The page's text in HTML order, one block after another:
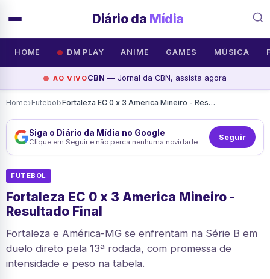
Diário da Mídia
HOME DM PLAY ANIME GAMES MÚSICA
AO VIVOCBN — Jornal da CBN, assista agora
Home›Futebol› Fortaleza EC 0 x 3 America Mineiro - Resultado Final
Siga o Diário da Mídia no Google
Clique em Seguir e não perca nenhuma novidade. Seguir
FUTEBOL
Fortaleza EC 0 x 3 America Mineiro -
Resultado Final
Fortaleza e América-MG se enfrentam na Série B em
duelo direto pela 13ª rodada, com promessa de
intensidade e peso na tabela.